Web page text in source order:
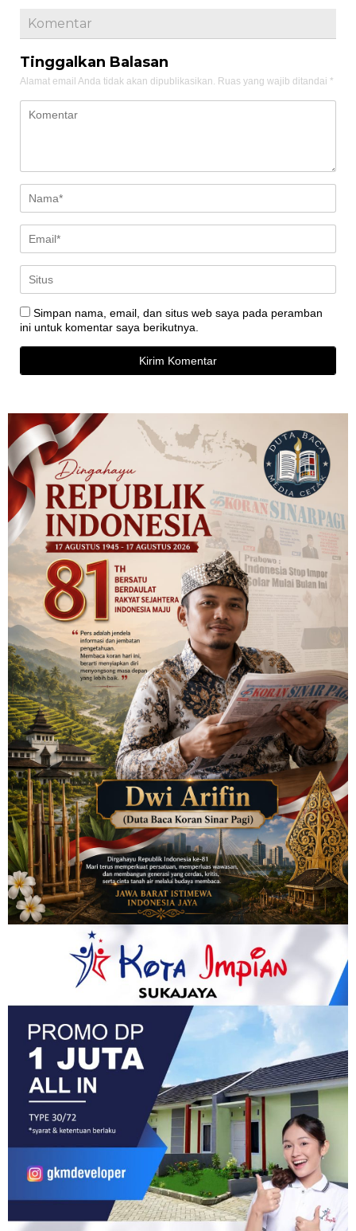
Komentar
Tinggalkan Balasan
Alamat email Anda tidak akan dipublikasikan. Ruas yang wajib ditandai *
Simpan nama, email, dan situs web saya pada peramban
ini untuk komentar saya berikutnya.